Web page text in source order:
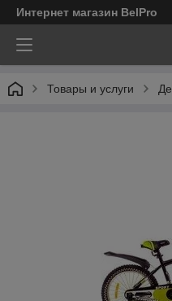
Интернет магазин BelPro
Товары и услуги